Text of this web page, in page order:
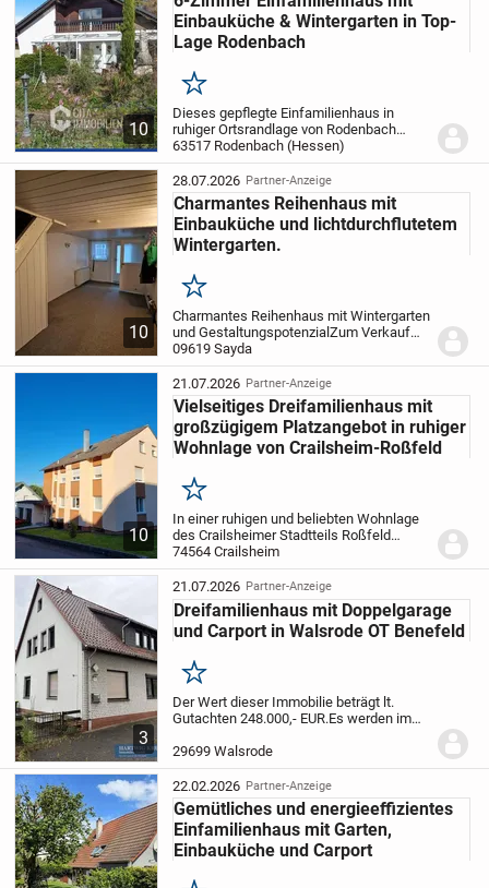
10
Einbauküche & Wintergarten in Top-
Lage Rodenbach
Merken
Dieses gepflegte Einfamilienhaus in
ruhiger Ortsrandlage von Rodenbach
überzeugt mit einer großzügigen
Wohnfläche von ca. 170 m² und einem
durchdachten Grundriss, der vielfältige
Nutzungsmöglichkeiten...
63517 Rodenbach (Hessen)
10
28.07.2026 Partner-Anzeige
Charmantes Reihenhaus mit
Einbauküche und lichtdurchflutetem
Wintergarten.
Merken
Charmantes Reihenhaus mit Wintergarten
und Gestaltungspotenzial Zum Verkauf
steht ein gepflegtes
Einfamilien-/Reihenhaus in
geschlossener Bauweise, das durch
seinen soliden Zustand und seinen...
09619 Sayda
10
21.07.2026 Partner-Anzeige
Vielseitiges Dreifamilienhaus mit
großzügigem Platzangebot in ruhiger
Wohnlage von Crailsheim-Roßfeld
Merken
In einer ruhigen und beliebten Wohnlage
des Crailsheimer Stadtteils Roßfeld
befindet sich dieses gepflegte
Dreifamilienhaus mit einer
Gesamtwohnfläche von ca. 240 m². Die
Immobilie überzeugt durch...
74564 Crailsheim
3
21.07.2026 Partner-Anzeige
Dreifamilienhaus mit Doppelgarage
und Carport in Walsrode OT Benefeld
Merken
Der Wert dieser Immobilie beträgt lt.
Gutachten 248.000,- EUR.Es werden im
genommen.Dieses 1½-geschossige
Dreifamilienhaus auf einem 664 m²
großen Grundstück bietet...
29699 Walsrode
22.02.2026 Partner-Anzeige
Gemütliches und energieeffizientes
Einfamilienhaus mit Garten,
Einbauküche und Carport